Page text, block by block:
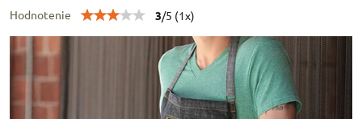
Hodnotenie 3/5 (1x)